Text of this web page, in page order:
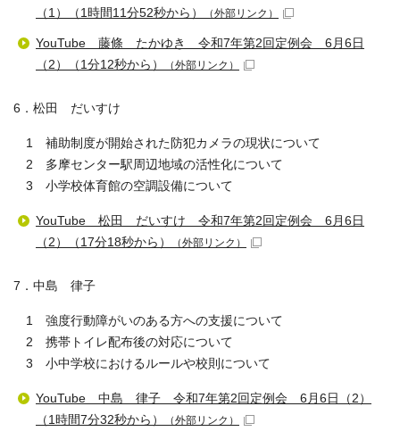
（1）（1時間11分52秒から）
（外部リンク）
YouTube 藤條 たかゆき 令和7年第2回定例会 6月6日
（2）（1分12秒から）
（外部リンク）
6．松田 だいすけ
1 補助制度が開始された防犯カメラの現状について
2 多摩センター駅周辺地域の活性化について
3 小学校体育館の空調設備について
YouTube 松田 だいすけ 令和7年第2回定例会 6月6日
（2）（17分18秒から）
（外部リンク）
7．中島 律子
1 強度行動障がいのある方への支援について
2 携帯トイレ配布後の対応について
3 小中学校におけるルールや校則について
YouTube 中島 律子 令和7年第2回定例会 6月6日（2）
（1時間7分32秒から）
（外部リンク）